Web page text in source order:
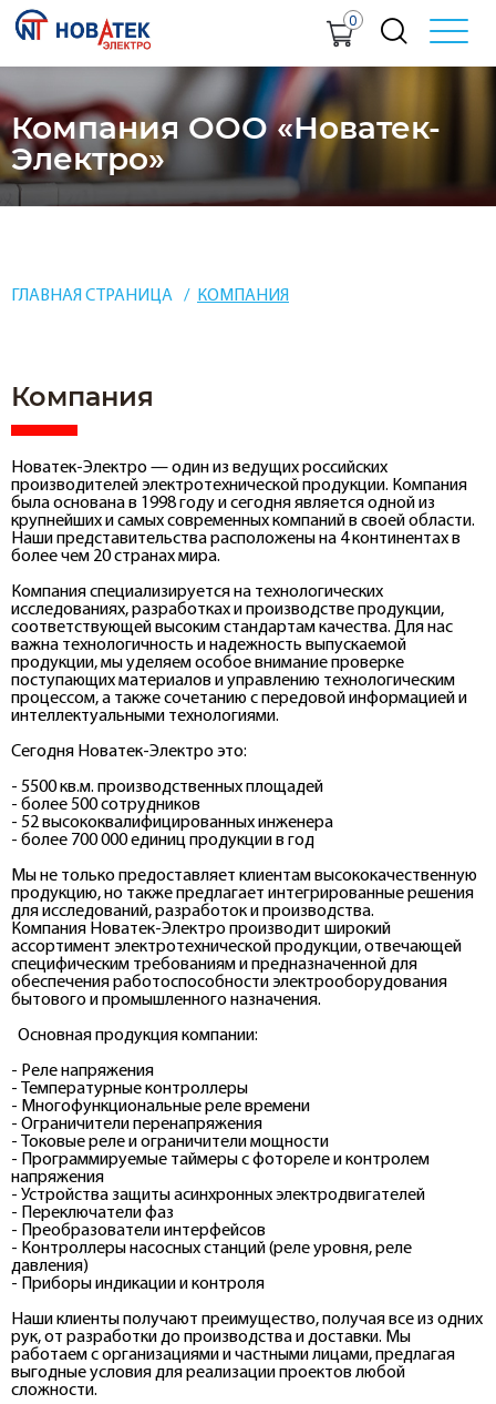
0
Компания ООО «Новатек-
Электро»
ГЛАВНАЯ СТРАНИЦА КОМПАНИЯ
Компания
Новатек-Электро — один из ведущих российских
производителей электротехнической продукции. Компания
была основана в 1998 году и сегодня является одной из
крупнейших и самых современных компаний в своей области.
Наши представительства расположены на 4 континентах в
более чем 20 странах мира.
Компания специализируется на технологических
исследованиях, разработках и производстве продукции,
соответствующей высоким стандартам качества. Для нас
важна технологичность и надежность выпускаемой
продукции, мы уделяем особое внимание проверке
поступающих материалов и управлению технологическим
процессом, а также сочетанию с передовой информацией и
интеллектуальными технологиями.
Сегодня Новатек-Электро это:
- 5500 кв.м. производственных площадей
- более 500 сотрудников
- 52 высококвалифицированных инженера
- более 700 000 единиц продукции в год
Мы не только предоставляет клиентам высококачественную
продукцию, но также предлагает интегрированные решения
для исследований, разработок и производства.
Компания Новатек-Электро производит широкий
ассортимент электротехнической продукции, отвечающей
специфическим требованиям и предназначенной для
обеспечения работоспособности электрооборудования
бытового и промышленного назначения.
Основная продукция компании:
- Реле напряжения
- Температурные контроллеры
- Многофункциональные реле времени
- Ограничители перенапряжения
- Токовые реле и ограничители мощности
- Программируемые таймеры с фотореле и контролем
напряжения
- Устройства защиты асинхронных электродвигателей
- Переключатели фаз
- Преобразователи интерфейсов
- Контроллеры насосных станций (реле уровня, реле
давления)
- Приборы индикации и контроля
Наши клиенты получают преимущество, получая все из одних
рук, от разработки до производства и доставки. Мы
работаем с организациями и частными лицами, предлагая
выгодные условия для реализации проектов любой
сложности.